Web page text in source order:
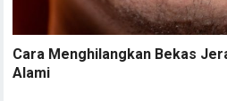
Cara Menghilangkan Bekas
Alami